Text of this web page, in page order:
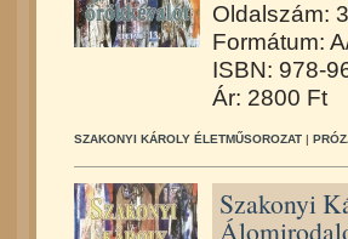
Oldalszám:
Formátum:
ISBN: 978-
Ár: 2800 Ft
SZAKONYI KÁROLY ÉLETMŰSOROZAT |
Szakonyi